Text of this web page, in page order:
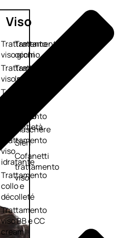
Viso
Trattamento
viso giorno
Trattamento
viso notte
Trattamento
Trattamento
viso antietà
Trattamento
viso
idratante
Trattamento
collo e
décolleté
Trattamento
viso BB e CC
cream
Trattamento
occhi
Trattamento
labbra
trattanti
Scrub
Maschere
Sieri
Cofanetti
trattamento
viso